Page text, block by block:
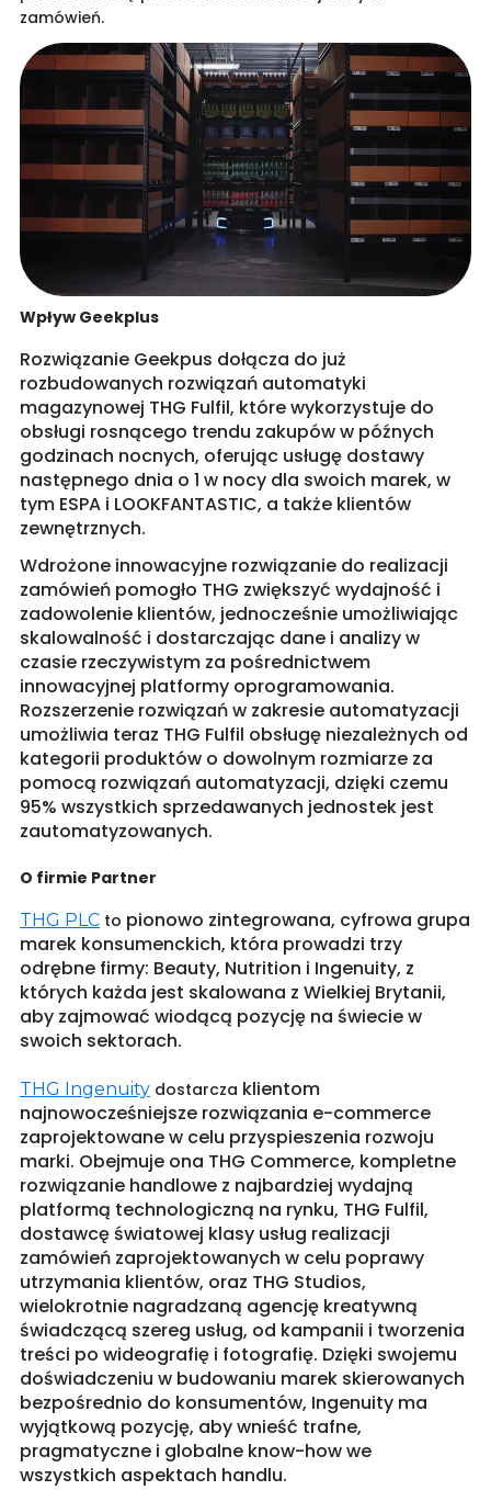
zamówień.
Wpływ Geekplus
Rozwiązanie Geekpus dołącza do już
rozbudowanych rozwiązań automatyki
magazynowej THG Fulfil, które wykorzystuje do
obsługi rosnącego trendu zakupów w późnych
godzinach nocnych, oferując usługę dostawy
następnego dnia o 1 w nocy dla swoich marek, w
tym ESPA i LOOKFANTASTIC, a także klientów
zewnętrznych.
Wdrożone innowacyjne rozwiązanie do realizacji
zamówień pomogło THG zwiększyć wydajność i
zadowolenie klientów, jednocześnie umożliwiając
skalowalność i dostarczając dane i analizy w
czasie rzeczywistym za pośrednictwem
innowacyjnej platformy oprogramowania.
Rozszerzenie rozwiązań w zakresie automatyzacji
umożliwia teraz THG Fulfil obsługę niezależnych od
kategorii produktów o dowolnym rozmiarze za
pomocą rozwiązań automatyzacji, dzięki czemu
95% wszystkich sprzedawanych jednostek jest
zautomatyzowanych.
O firmie Partner
THG PLC to pionowo zintegrowana, cyfrowa grupa
marek konsumenckich, która prowadzi trzy
odrębne firmy: Beauty, Nutrition i Ingenuity, z
których każda jest skalowana z Wielkiej Brytanii,
aby zajmować wiodącą pozycję na świecie w
swoich sektorach.
THG Ingenuity dostarcza klientom
najnowocześniejsze rozwiązania e-commerce
zaprojektowane w celu przyspieszenia rozwoju
marki. Obejmuje ona THG Commerce, kompletne
rozwiązanie handlowe z najbardziej wydajną
platformą technologiczną na rynku, THG Fulfil,
dostawcę światowej klasy usług realizacji
zamówień zaprojektowanych w celu poprawy
utrzymania klientów, oraz THG Studios,
wielokrotnie nagradzaną agencję kreatywną
świadczącą szereg usług, od kampanii i tworzenia
treści po wideografię i fotografię. Dzięki swojemu
doświadczeniu w budowaniu marek skierowanych
bezpośrednio do konsumentów, Ingenuity ma
wyjątkową pozycję, aby wnieść trafne,
pragmatyczne i globalne know-how we
wszystkich aspektach handlu.